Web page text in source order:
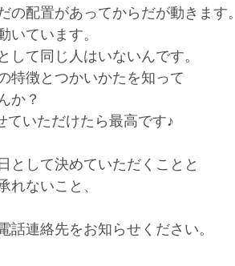
配置があってからだが動きます。
いています。
て同じ人はいないんです。
特徴とつかいかたを知って
か？
ていただけたら最高です♪
として決めていただくことと
れないこと、
連絡先をお知らせください。